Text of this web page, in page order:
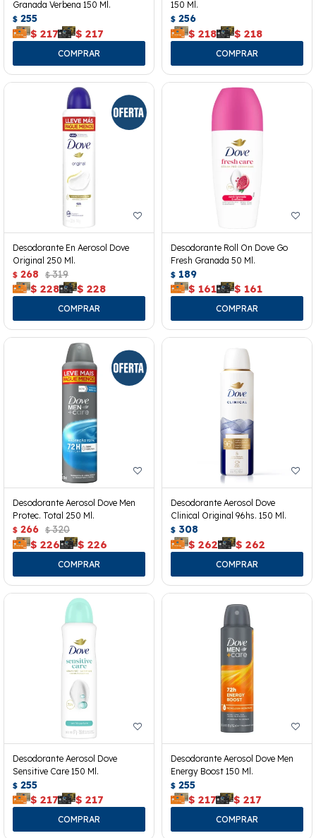
Granada Verbena 150 Ml.
$ 255
$ 217 $ 217
150 Ml.
$ 256
$ 218 $ 218
Desodorante En Aerosol Dove
Original 250 Ml.
$ 268 $ 319
$ 228 $ 228
Desodorante Roll On Dove Go
Fresh Granada 50 Ml.
$ 189
$ 161 $ 161
Desodorante Aerosol Dove Men
Protec. Total 250 Ml.
$ 266 $ 320
$ 226 $ 226
Desodorante Aerosol Dove
Clinical Original 96hs. 150 Ml.
$ 308
$ 262 $ 262
Desodorante Aerosol Dove
Sensitive Care 150 Ml.
$ 255
$ 217 $ 217
Desodorante Aerosol Dove Men
Energy Boost 150 Ml.
$ 255
$ 217 $ 217